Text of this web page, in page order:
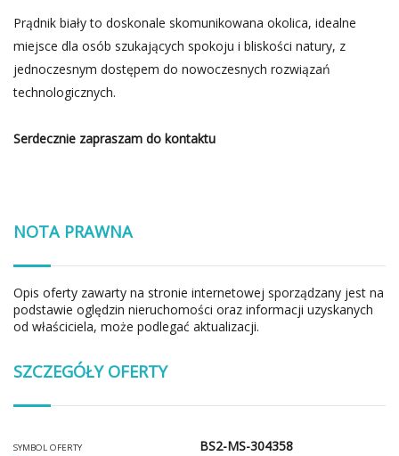
Prądnik biały to doskonale skomunikowana okolica, idealne
miejsce dla osób szukających spokoju i bliskości natury, z
jednoczesnym dostępem do nowoczesnych rozwiązań
technologicznych.
Serdecznie zapraszam do kontaktu
NOTA PRAWNA
Opis oferty zawarty na stronie internetowej sporządzany jest na
podstawie oględzin nieruchomości oraz informacji uzyskanych
od właściciela, może podlegać aktualizacji.
SZCZEGÓŁY OFERTY
SYMBOL OFERTY BS2-MS-304358